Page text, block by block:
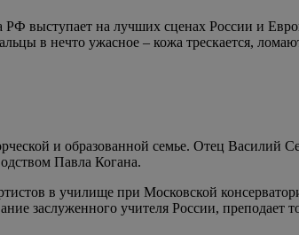
РФ выступает на лучших сценах России и
в нечто ужасное – кожа трескается,
и образованной семье. Отец Василий
Павла Когана.
в училище при Московской
заслуженного учителя России, преподает